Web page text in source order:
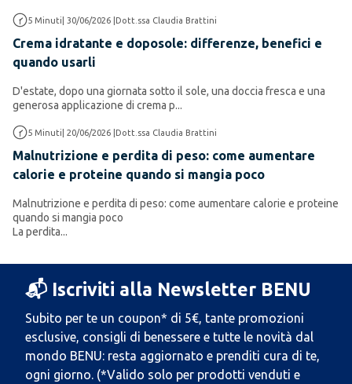
Dermocosmesi e cura pelle e capelli
5 Minuti 30/06/2026 Dott.ssa Claudia Brattini
Crema idratante e doposole: differenze, benefici e
quando usarli
D'estate, dopo una giornata sotto il sole, una doccia fresca e una
generosa applicazione di crema p...
Altro Salute e Benessere
5 Minuti 20/06/2026 Dott.ssa Claudia Brattini
Malnutrizione e perdita di peso: come aumentare
calorie e proteine quando si mangia poco
Malnutrizione e perdita di peso: come aumentare calorie e proteine
quando si mangia poco
La perdita...
📬 Iscriviti alla Newsletter BENU
Subito per te un coupon* di 5€, tante promozioni
esclusive, consigli di benessere e tutte le novità dal
mondo BENU: resta aggiornato e prenditi cura di te,
ogni giorno. (*Valido solo per prodotti venduti e